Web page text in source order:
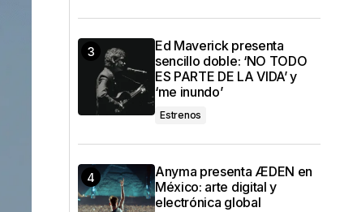
Ed Maverick presenta
sencillo doble: ‘NO TODO
ES PARTE DE LA VIDA’ y
‘me inundo’
Estrenos
Anyma presenta ÆDEN en
México: arte digital y
electrónica global